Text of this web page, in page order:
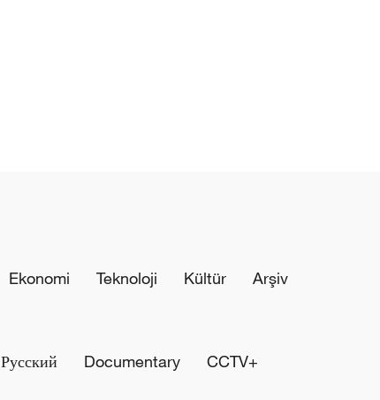
Ekonomi Teknoloji Kültür Arşiv
Русский Documentary CCTV+